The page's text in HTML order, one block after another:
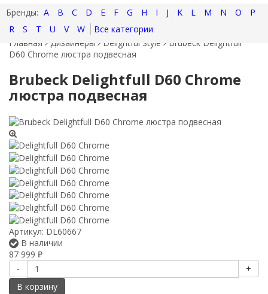
A B C D E F G H I J K L M N O
P
R
S T U V W
Все категории
Главная
Дизайнеры Delightful Style
Brubeck Delightfull
D60 Chrome люстра подвесная
Brubeck Delightfull D60 Chrome
люстра подвесная
Артикул: DL60667
В наличии
87 999 ₽
-
+
В корзину